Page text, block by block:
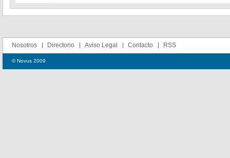
Nosotros Directorio Aviso Legal Contacto RSS
© Novus 2009